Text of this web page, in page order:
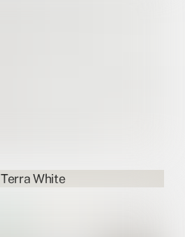
Terra White